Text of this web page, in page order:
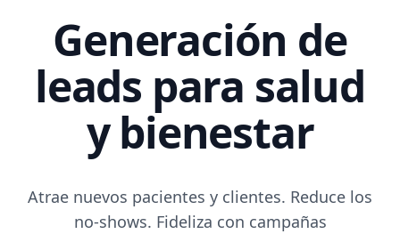
Restaurantes & Cafés Salud & Bienestar
Seguros Turismo & Hoteles
Formación & Educación
CREACIÓN WEB
Generación de
leads para salud
y bienestar
Atrae nuevos pacientes y clientes. Reduce los
no-shows. Fideliza con campañas